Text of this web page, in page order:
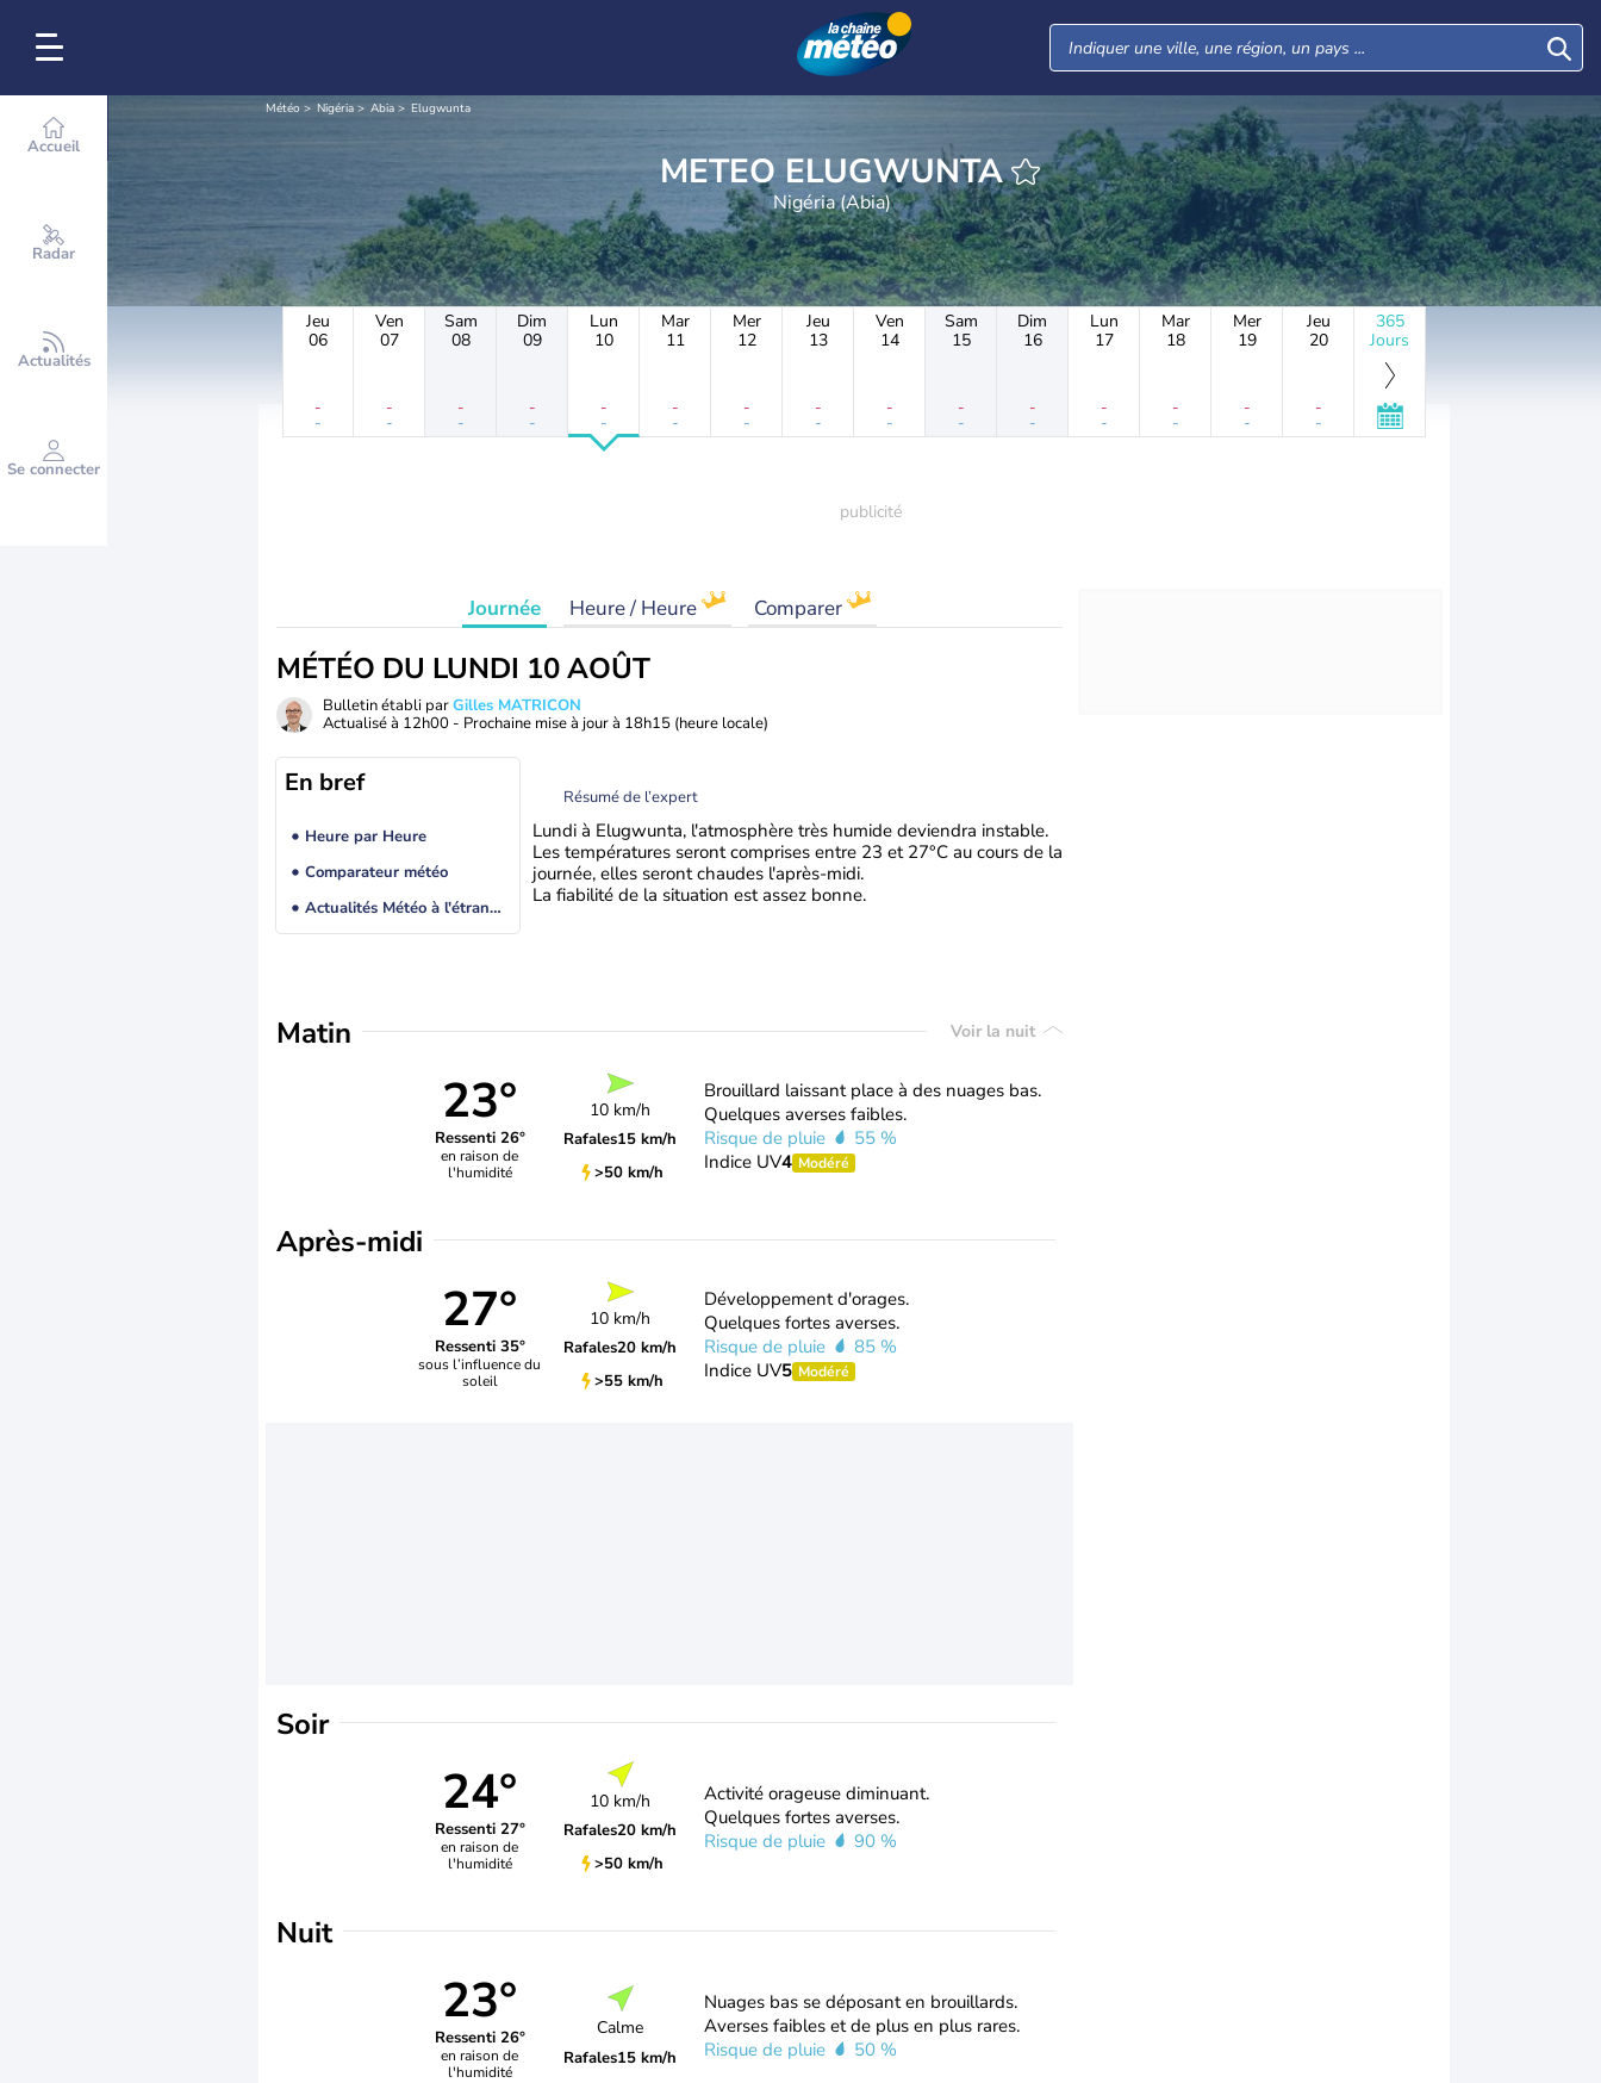
Accueil
Radar
Actualités
Se connecter
Météo Nigéria Abia Elugwunta
METEO ELUGWUNTA
Nigéria (Abia)
Jeu
06
-
-
Ven
07
-
-
Sam
08
-
-
Dim
09
-
-
Lun
10
-
-
Mar
11
-
-
Mer
12
-
-
Jeu
13
-
-
Ven
14
-
-
Sam
15
-
-
Dim
16
-
-
Lun
17
-
-
Mar
18
-
-
Mer
19
-
-
Jeu
20
-
-
365
Jours
Journée Heure / Heure Comparer
MÉTÉO DU LUNDI 10 AOÛT
Bulletin établi parGilles MATRICON
Actualisé à 12h00 - Prochaine mise à jour à 18h15 (heure locale)
En bref
Heure par Heure
Comparateur météo
Actualités Météo à l'étranger
Résumé de l’expert
Lundi à Elugwunta, l'atmosphère très humide deviendra instable.
Les températures seront comprises entre 23 et 27°C au cours de la
journée, elles seront chaudes l'après-midi.
La fiabilité de la situation est assez bonne.
Matin Voir la nuit
23°
Ressenti 26°
en raison de
l'humidité
10 km/h
Rafales15 km/h
>50 km/h
Brouillard laissant place à des nuages bas.
Quelques averses faibles.
Risque de pluie
55 %
Indice UV4 Modéré
Après-midi
27°
Ressenti 35°
sous l’influence du
soleil
10 km/h
Rafales20 km/h
>55 km/h
Développement d'orages.
Quelques fortes averses.
Risque de pluie
85 %
Indice UV5 Modéré
Soir
24°
Ressenti 27°
en raison de
l'humidité
10 km/h
Rafales20 km/h
>50 km/h
Activité orageuse diminuant.
Quelques fortes averses.
Risque de pluie
90 %
Nuit
23°
Ressenti 26°
en raison de
l'humidité
Calme
Rafales15 km/h
Nuages bas se déposant en brouillards.
Averses faibles et de plus en plus rares.
Risque de pluie
50 %